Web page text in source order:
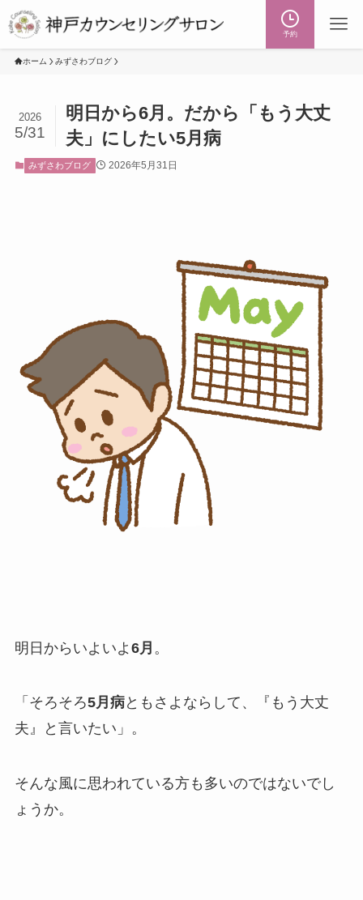
予約
ホーム みずさわブログ
明日から6月。だから「もう大丈
夫」にしたい5月病
2026
5/31
みずさわブログ 2026年5月31日
明日からいよいよ 6月 。
「そろそろ5月病ともさよならして、『もう大丈
夫』と言いたい」。
そんな風に思われている方も多いのではないでし
ょうか。